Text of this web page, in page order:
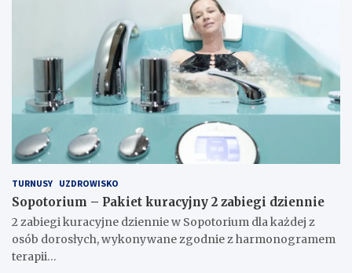
TURNUSY UZDROWISKO
Sopotorium – Pakiet kuracyjny 2 zabiegi dziennie
2 zabiegi kuracyjne dziennie w Sopotorium dla każdej z
osób dorosłych, wykonywane zgodnie z harmonogramem
terapii…